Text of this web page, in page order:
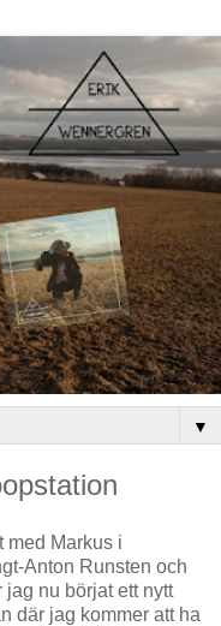
▼
med Markus i
Anton Runsten och
nu börjat ett nytt
där jag kommer att ha